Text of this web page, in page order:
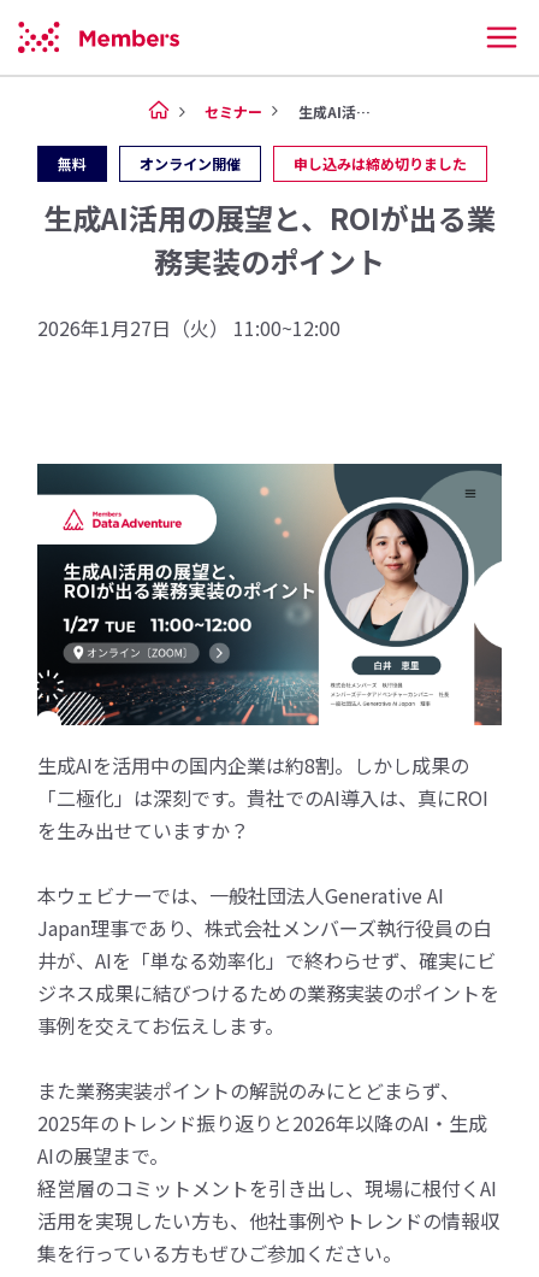
セミナー 生成AI活用の展望と、ROIが...
無料 オンライン開催 申し込みは締め切りました
生成AI活用の展望と、ROIが出る業
務実装のポイント
2026年1月27日（火） 11:00~12:00
生成AIを活用中の国内企業は約8割。しかし成果の
「二極化」は深刻です。貴社でのAI導入は、真にROI
を生み出せていますか？
本ウェビナーでは、一般社団法人Generative AI
Japan理事であり、株式会社メンバーズ執行役員の白
井が、AIを「単なる効率化」で終わらせず、確実にビ
ジネス成果に結びつけるための業務実装のポイントを
事例を交えてお伝えします。
また業務実装ポイントの解説のみにとどまらず、
2025年のトレンド振り返りと2026年以降のAI・生成
AIの展望まで。
経営層のコミットメントを引き出し、現場に根付くAI
活用を実現したい方も、他社事例やトレンドの情報収
集を行っている方もぜひご参加ください。